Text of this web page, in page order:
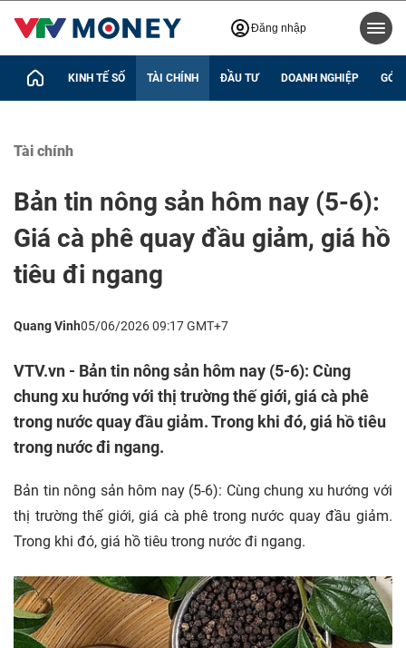
Đăng nhập
KINH TẾ SỐ TÀI CHÍNH ĐẦU TƯ DOANH NGHIỆP GÓC
Tài chính
Bản tin nông sản hôm nay (5-6):
Giá cà phê quay đầu giảm, giá hồ
tiêu đi ngang
Quang Vinh05/06/2026 09:17 GMT+7
VTV.vn - Bản tin nông sản hôm nay (5-6): Cùng
chung xu hướng với thị trường thế giới, giá cà phê
trong nước quay đầu giảm. Trong khi đó, giá hồ tiêu
trong nước đi ngang.
Bản tin nông sản hôm nay (5-6): Cùng chung xu hướng với
thị trường thế giới, giá cà phê trong nước quay đầu giảm.
Trong khi đó, giá hồ tiêu trong nước đi ngang.